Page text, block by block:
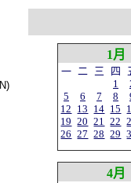
1月
一 二 三 四
1
5
6 7 8
12 13 14 15
19 20 21 22
26 27 28 29
4月